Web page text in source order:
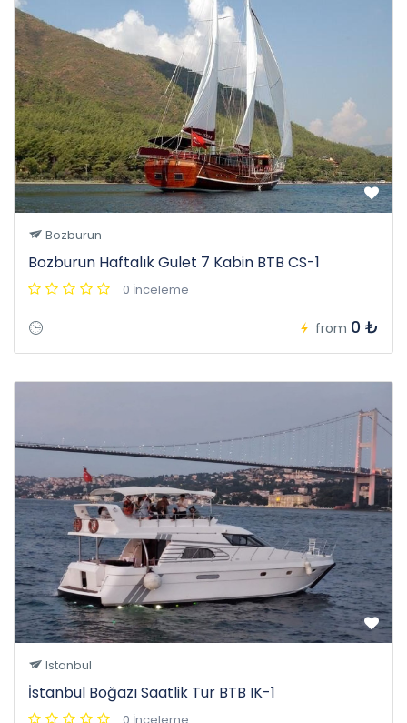
Bozburun
Bozburun Haftalık Gulet 7 Kabin BTB CS-1
0 İnceleme
from 0 ₺
Istanbul
İstanbul Boğazı Saatlik Tur BTB IK-1